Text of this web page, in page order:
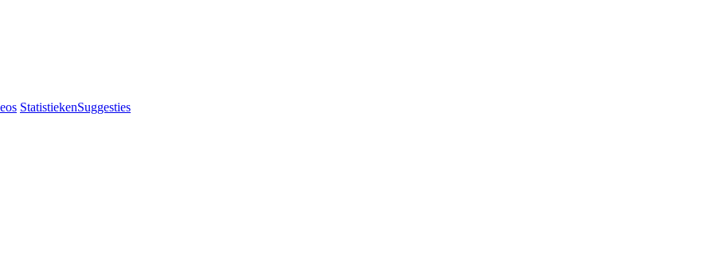
StatistiekenSuggesties